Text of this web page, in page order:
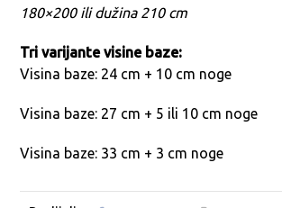
180×200 ili dužina 210 cm
Tri varijante visine baze:
Visina baze: 24 cm + 10 cm noge
Visina baze: 27 cm + 5 ili 10 cm noge
Visina baze: 33 cm + 3 cm noge